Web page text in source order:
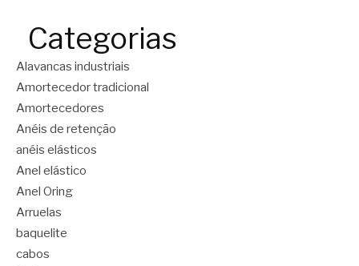
Categorias
Alavancas industriais
Amortecedor tradicional
Amortecedores
Anéis de retenção
anéis elásticos
Anel elástico
Anel Oring
Arruelas
baquelite
cabos